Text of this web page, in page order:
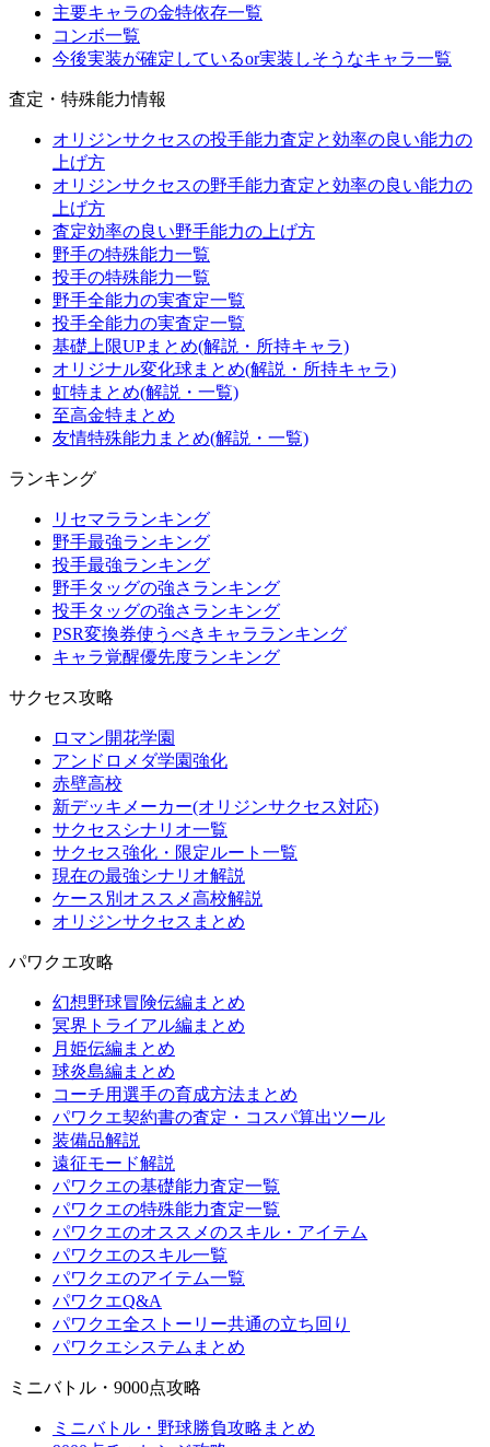
主要キャラの金特依存一覧
コンボ一覧
今後実装が確定しているor実装しそうなキャラ一覧
査定・特殊能力情報
オリジンサクセスの投手能力査定と効率の良い能力の
上げ方
オリジンサクセスの野手能力査定と効率の良い能力の
上げ方
査定効率の良い野手能力の上げ方
野手の特殊能力一覧
投手の特殊能力一覧
野手全能力の実査定一覧
投手全能力の実査定一覧
基礎上限UPまとめ(解説・所持キャラ)
オリジナル変化球まとめ(解説・所持キャラ)
虹特まとめ(解説・一覧)
至高金特まとめ
友情特殊能力まとめ(解説・一覧)
ランキング
リセマラランキング
野手最強ランキング
投手最強ランキング
野手タッグの強さランキング
投手タッグの強さランキング
PSR変換券使うべきキャラランキング
キャラ覚醒優先度ランキング
サクセス攻略
ロマン開花学園
アンドロメダ学園強化
赤壁高校
新デッキメーカー(オリジンサクセス対応)
サクセスシナリオ一覧
サクセス強化・限定ルート一覧
現在の最強シナリオ解説
ケース別オススメ高校解説
オリジンサクセスまとめ
パワクエ攻略
幻想野球冒険伝編まとめ
冥界トライアル編まとめ
月姫伝編まとめ
球炎島編まとめ
コーチ用選手の育成方法まとめ
パワクエ契約書の査定・コスパ算出ツール
装備品解説
遠征モード解説
パワクエの基礎能力査定一覧
パワクエの特殊能力査定一覧
パワクエのオススメのスキル・アイテム
パワクエのスキル一覧
パワクエのアイテム一覧
パワクエQ&A
パワクエ全ストーリー共通の立ち回り
パワクエシステムまとめ
ミニバトル・9000点攻略
ミニバトル・野球勝負攻略まとめ